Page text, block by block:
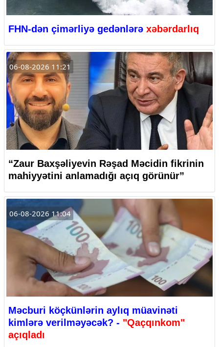
FHN-dən çimərliyə gedənlərə xəbərdarlıq
06-08-2026 11:21
“Zaur Baxşəliyevin Rəşad Məcidin fikrinin
mahiyyətini anlamadığı açıq görünür”
06-08-2026 11:04
Məcburi köçkünlərin aylıq müavinəti
kimlərə verilməyəcək? - "Qaçqınkom"
açıqladı